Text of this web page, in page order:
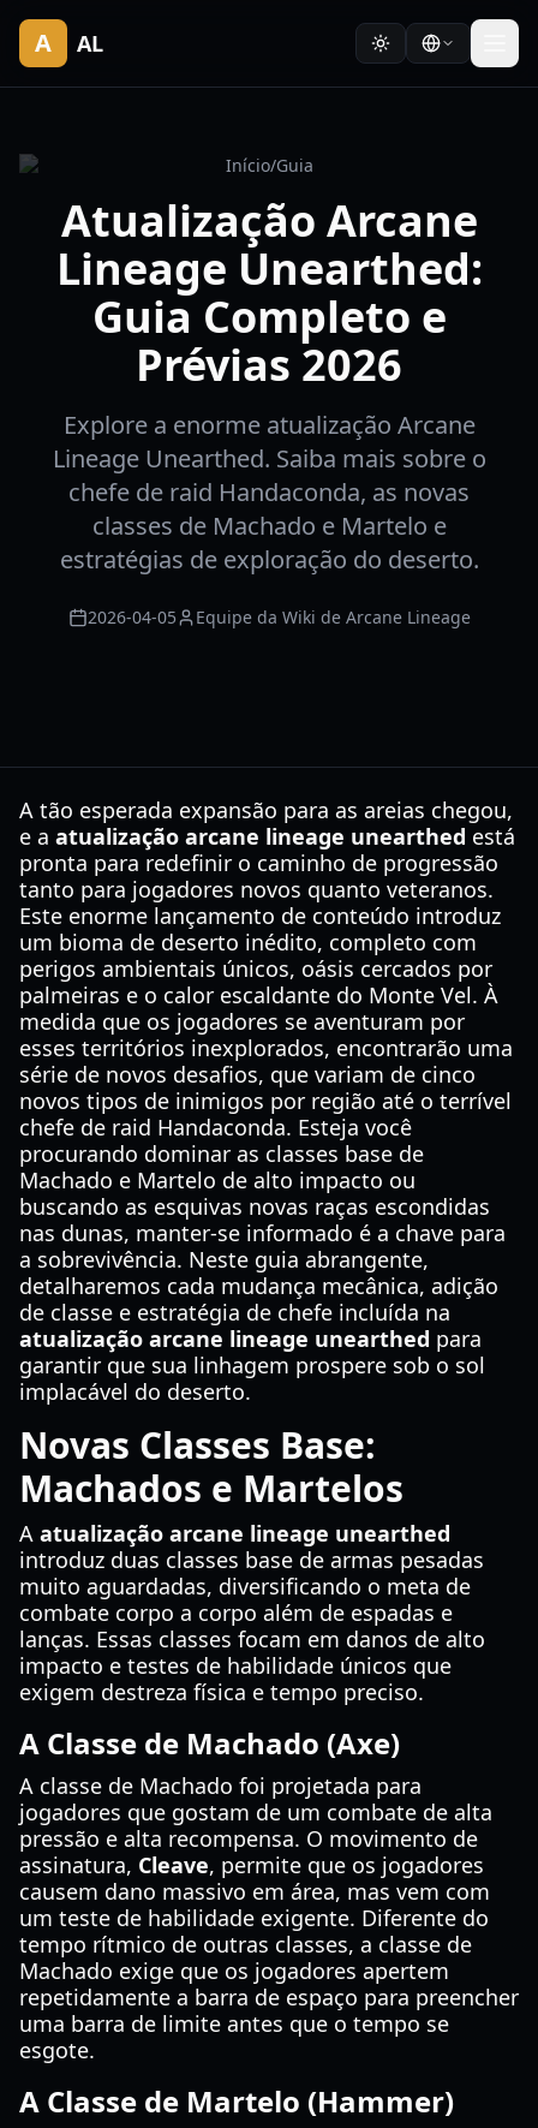
A AL
Início/Guia
Atualização Arcane
Lineage Unearthed:
Guia Completo e
Prévias 2026
Explore a enorme atualização Arcane
Lineage Unearthed. Saiba mais sobre o
chefe de raid Handaconda, as novas
classes de Machado e Martelo e
estratégias de exploração do deserto.
2026-04-05 Equipe da Wiki de Arcane Lineage
A tão esperada expansão para as areias chegou,
e a atualização arcane lineage unearthed está
pronta para redefinir o caminho de progressão
tanto para jogadores novos quanto veteranos.
Este enorme lançamento de conteúdo introduz
um bioma de deserto inédito, completo com
perigos ambientais únicos, oásis cercados por
palmeiras e o calor escaldante do Monte Vel. À
medida que os jogadores se aventuram por
esses territórios inexplorados, encontrarão uma
série de novos desafios, que variam de cinco
novos tipos de inimigos por região até o terrível
chefe de raid Handaconda. Esteja você
procurando dominar as classes base de
Machado e Martelo de alto impacto ou
buscando as esquivas novas raças escondidas
nas dunas, manter-se informado é a chave para
a sobrevivência. Neste guia abrangente,
detalharemos cada mudança mecânica, adição
de classe e estratégia de chefe incluída na
atualização arcane lineage unearthed para
garantir que sua linhagem prospere sob o sol
implacável do deserto.
Novas Classes Base:
Machados e Martelos
A atualização arcane lineage unearthed
introduz duas classes base de armas pesadas
muito aguardadas, diversificando o meta de
combate corpo a corpo além de espadas e
lanças. Essas classes focam em danos de alto
impacto e testes de habilidade únicos que
exigem destreza física e tempo preciso.
A Classe de Machado (Axe)
A classe de Machado foi projetada para
jogadores que gostam de um combate de alta
pressão e alta recompensa. O movimento de
assinatura, Cleave, permite que os jogadores
causem dano massivo em área, mas vem com
um teste de habilidade exigente. Diferente do
tempo rítmico de outras classes, a classe de
Machado exige que os jogadores apertem
repetidamente a barra de espaço para preencher
uma barra de limite antes que o tempo se
esgote.
A Classe de Martelo (Hammer)